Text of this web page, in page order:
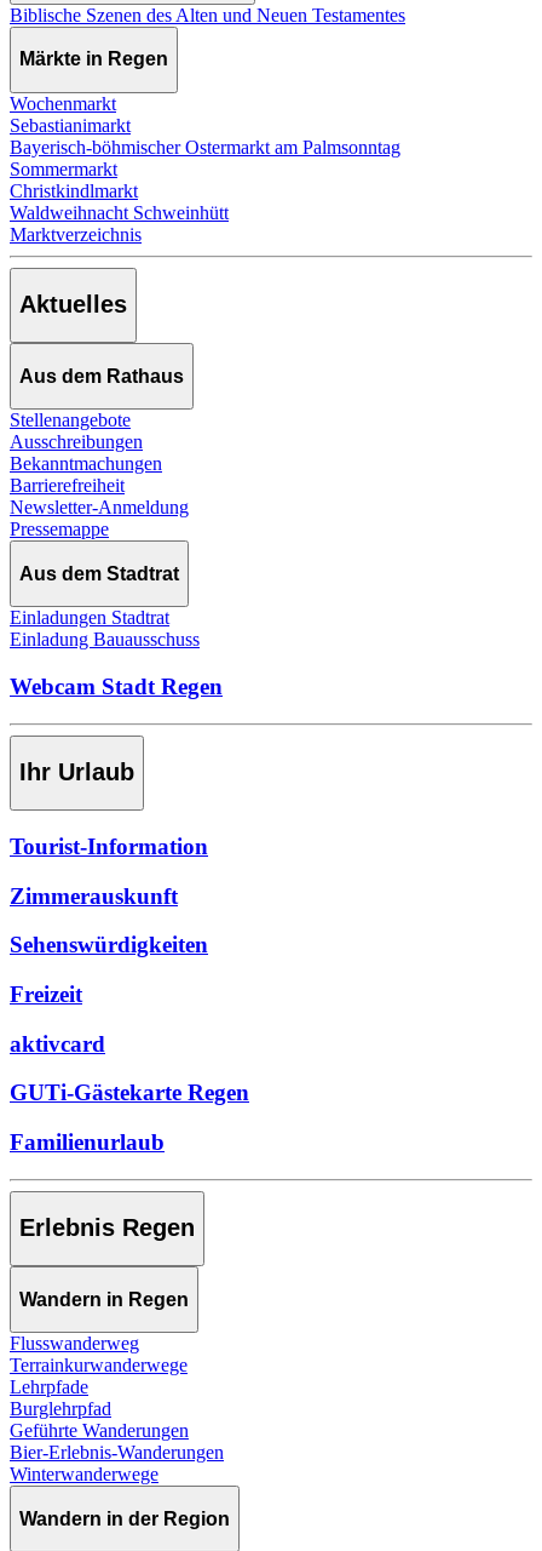
Biblische Szenen des Alten und Neuen Testamentes
Märkte in Regen
Wochenmarkt
Sebastianimarkt
Bayerisch-böhmischer Ostermarkt am Palmsonntag
Sommermarkt
Christkindlmarkt
Waldweihnacht Schweinhütt
Marktverzeichnis
Aktuelles
Aus dem Rathaus
Stellenangebote
Ausschreibungen
Bekanntmachungen
Barrierefreiheit
Newsletter-Anmeldung
Pressemappe
Aus dem Stadtrat
Einladungen Stadtrat
Einladung Bauausschuss
Webcam Stadt Regen
Ihr Urlaub
Tourist-Information
Zimmerauskunft
Sehenswürdigkeiten
Freizeit
aktivcard
GUTi-Gästekarte Regen
Familienurlaub
Erlebnis Regen
Wandern in Regen
Flusswanderweg
Terrainkurwanderwege
Lehrpfade
Burglehrpfad
Geführte Wanderungen
Bier-Erlebnis-Wanderungen
Winterwanderwege
Wandern in der Region